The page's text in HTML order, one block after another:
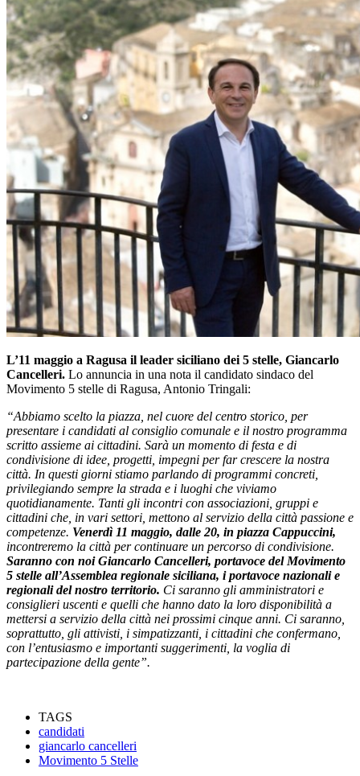
L’11 maggio a Ragusa il leader siciliano dei 5 stelle, Giancarlo
Cancelleri. Lo annuncia in una nota il candidato sindaco del
Movimento 5 stelle di Ragusa, Antonio Tringali:
“Abbiamo scelto la piazza, nel cuore del centro storico, per
presentare i candidati al consiglio comunale e il nostro programma
scritto assieme ai cittadini. Sarà un momento di festa e di
condivisione di idee, progetti, impegni per far crescere la nostra
città. In questi giorni stiamo parlando di programmi concreti,
privilegiando sempre la strada e i luoghi che viviamo
quotidianamente. Tanti gli incontri con associazioni, gruppi e
cittadini che, in vari settori, mettono al servizio della città passione e
competenze. Venerdì 11 maggio, dalle 20, in piazza Cappuccini,
incontreremo la città per continuare un percorso di condivisione.
Saranno con noi Giancarlo Cancelleri, portavoce del Movimento
5 stelle all’Assemblea regionale siciliana, i portavoce nazionali e
regionali del nostro territorio. Ci saranno gli amministratori e
consiglieri uscenti e quelli che hanno dato la loro disponibilità a
mettersi a servizio della città nei prossimi cinque anni. Ci saranno,
soprattutto, gli attivisti, i simpatizzanti, i cittadini che confermano,
con l’entusiasmo e importanti suggerimenti, la voglia di
partecipazione della gente”.
TAGS
candidati
giancarlo cancelleri
Movimento 5 Stelle